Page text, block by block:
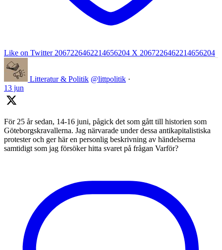
Like on Twitter 2067226462214656204 X 2067226462214656204
Litteratur & Politik @littpolitik ·
13 jun
För 25 år sedan, 14-16 juni, pågick det som gått till historien som
Göteborgskravallerna. Jag närvarade under dessa antikapitalistiska
protester och ger här en personlig beskrivning av händelserna
samtidigt som jag försöker hitta svaret på frågan Varför?